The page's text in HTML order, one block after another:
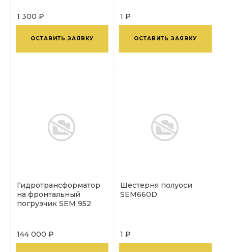
1 300 ₽
ОСТАВИТЬ ЗАЯВКУ
1 ₽
ОСТАВИТЬ ЗАЯВКУ
Гидротрансформатор
на фронтальный
погрузчик SEM 952
144 000 ₽
Шестерня полуоси
SEM660D
1 ₽